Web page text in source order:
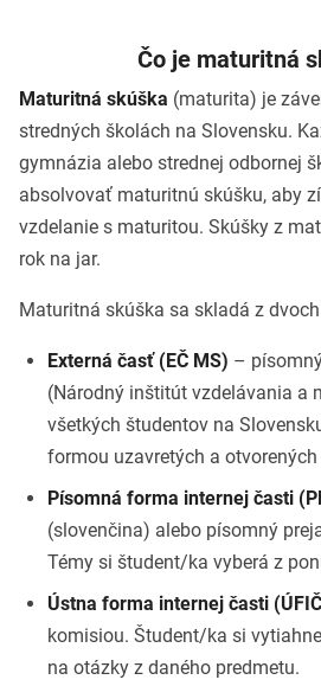
Čo je maturitná
Maturitná skúška (maturita) je
stredných školách na Slovensku.
gymnázia alebo strednej odbornej
absolvovať maturitnú skúšku, aby
vzdelanie s maturitou. Skúšky z
rok na jar.
Maturitná skúška sa skladá z
Externá časť (EČ MS) –
(Národný inštitút vzdelávania a
všetkých študentov na
formou uzavretých a otvorených
Písomná forma internej časti
(slovenčina) alebo písomný
Témy si študent/ka vyberá z
Ústna forma internej časti
komisiou. Študent/ka si
na otázky z daného predmetu.